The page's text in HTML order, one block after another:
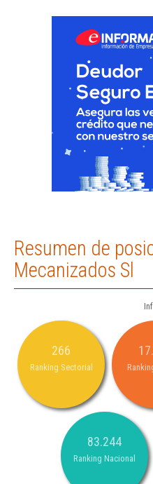
Resumen de
Mecanizados Sl
266
Ranking Sectorial
83.244
Ranking Nacional